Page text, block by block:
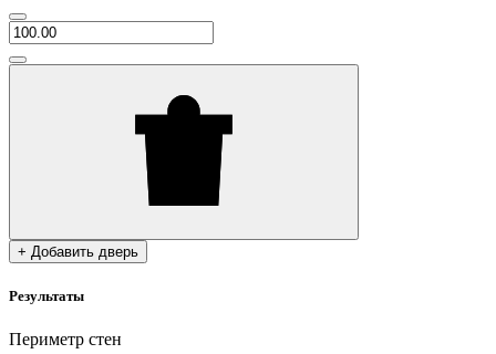
+ Добавить дверь
Результаты
Периметр стен